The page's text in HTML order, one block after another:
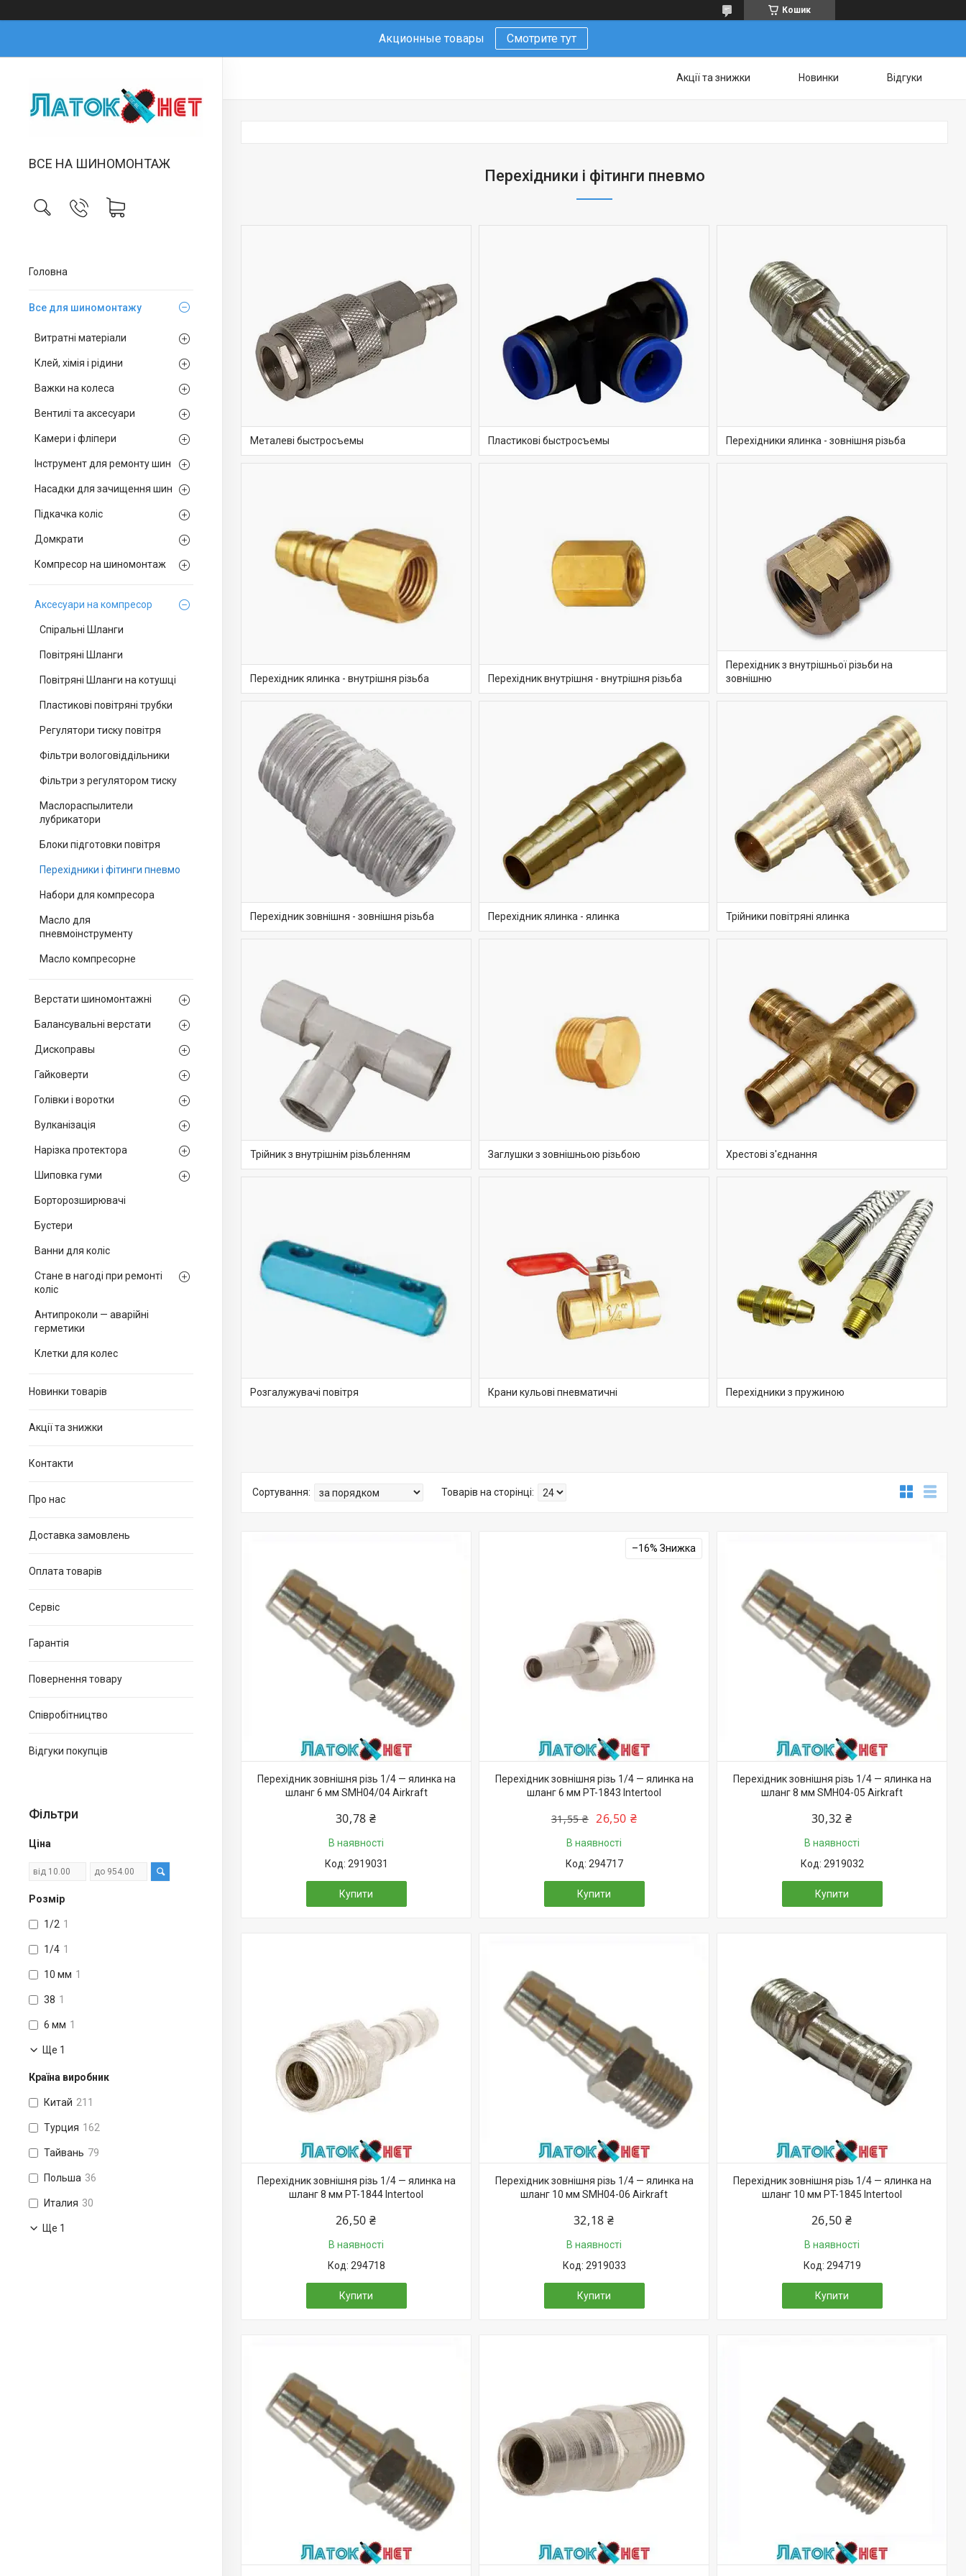
Кошик
Акционные товары Смотрите тут
ВСЕ НА ШИНОМОНТАЖ
Головна
Все для шиномонтажу
Витратні матеріали
Клей, хімія і рідини
Важки на колеса
Вентилі та аксесуари
Камери і фліпери
Інструмент для ремонту шин
Насадки для зачищення шин
Підкачка коліс
Домкрати
Компресор на шиномонтаж
Аксесуари на компресор
Спіральні Шланги
Повітряні Шланги
Повітряні Шланги на котушці
Пластикові повітряні трубки
Регулятори тиску повітря
Фільтри вологовіддільники
Фільтри з регулятором тиску
Маслораспылители
лубрикатори
Блоки підготовки повітря
Перехідники і фітинги пневмо
Набори для компресора
Масло для
пневмоінструменту
Масло компресорне
Верстати шиномонтажні
Балансувальні верстати
Дископравы
Гайковерти
Голівки і воротки
Вулканізація
Нарізка протектора
Шиповка гуми
Борторозширювачі
Бустери
Ванни для коліс
Стане в нагоді при ремонті
коліс
Антипроколи — аварійні
герметики
Клетки для колес
Новинки товарів
Акції та знижки
Контакти
Про нас
Доставка замовлень
Оплата товарів
Сервіс
Гарантія
Повернення товару
Співробітництво
Відгуки покупців
Фільтри
Ціна
Розмір
1/2 1
1/4 1
10 мм 1
38 1
6 мм 1
Ще 1
Країна виробник
Китай 211
Турция 162
Тайвань 79
Польша 36
Италия 30
Ще 1
Акції та знижки Новинки Відгуки
Перехідники і фітинги пневмо
Металеві быстросъемы Пластикові быстросъемы Перехідники ялинка - зовнішня різьба
Перехідник ялинка - внутрішня різьба Перехідник внутрішня - внутрішня різьба
Перехідник з внутрішньої різьби на
зовнішню
Перехідник зовнішня - зовнішня різьба Перехідник ялинка - ялинка Трійники повітряні ялинка
Трійник з внутрішнім різьбленням Заглушки з зовнішньою різьбою Хрестові з'єднання
Розгалужувачі повітря Крани кульові пневматичні Перехідники з пружиною
Перехідник зовнішня різь 1/4 — ялинка на
шланг 6 мм SMH04/04 Airkraft
30,78 ₴
В наявності
2919031
Купити
–16%
Перехідник зовнішня різь 1/4 — ялинка на
шланг 6 мм PT-1843 Intertool
31,55 ₴ 26,50 ₴
В наявності
294717
Купити
Перехідник зовнішня різь 1/4 — ялинка на
шланг 8 мм SMH04-05 Airkraft
30,32 ₴
В наявності
2919032
Купити
Перехідник зовнішня різь 1/4 — ялинка на
шланг 8 мм PT-1844 Intertool
26,50 ₴
В наявності
294718
Купити
Перехідник зовнішня різь 1/4 — ялинка на
шланг 10 мм SMH04-06 Airkraft
32,18 ₴
В наявності
2919033
Купити
Перехідник зовнішня різь 1/4 — ялинка на
шланг 10 мм PT-1845 Intertool
26,50 ₴
В наявності
294719
Купити